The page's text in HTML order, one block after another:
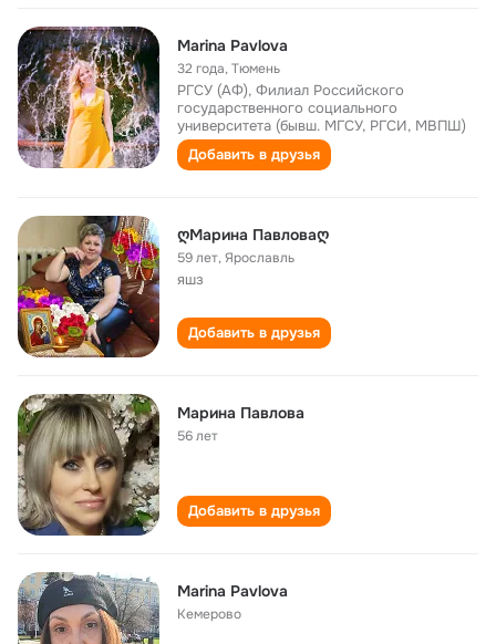
Marina Pavlova
32 года,Тюмень
РГСУ (АФ), Филиал Российского
государственного социального
университета (бывш. МГСУ, РГСИ, МВПШ)
Добавить в друзья
ღМарина Павловаღ
59 лет,Ярославль
яшз
Добавить в друзья
Марина Павлова
56 лет
Добавить в друзья
Marina Pavlova
Кемерово